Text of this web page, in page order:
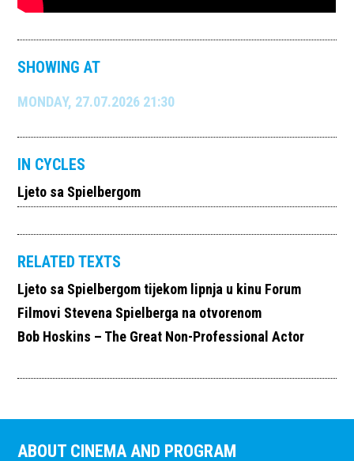
SHOWING AT
MONDAY, 27.07.2026 21:30
IN CYCLES
Ljeto sa Spielbergom
RELATED TEXTS
Ljeto sa Spielbergom tijekom lipnja u kinu Forum
Filmovi Stevena Spielberga na otvorenom
Bob Hoskins – The Great Non-Professional Actor
ABOUT CINEMA AND PROGRAM